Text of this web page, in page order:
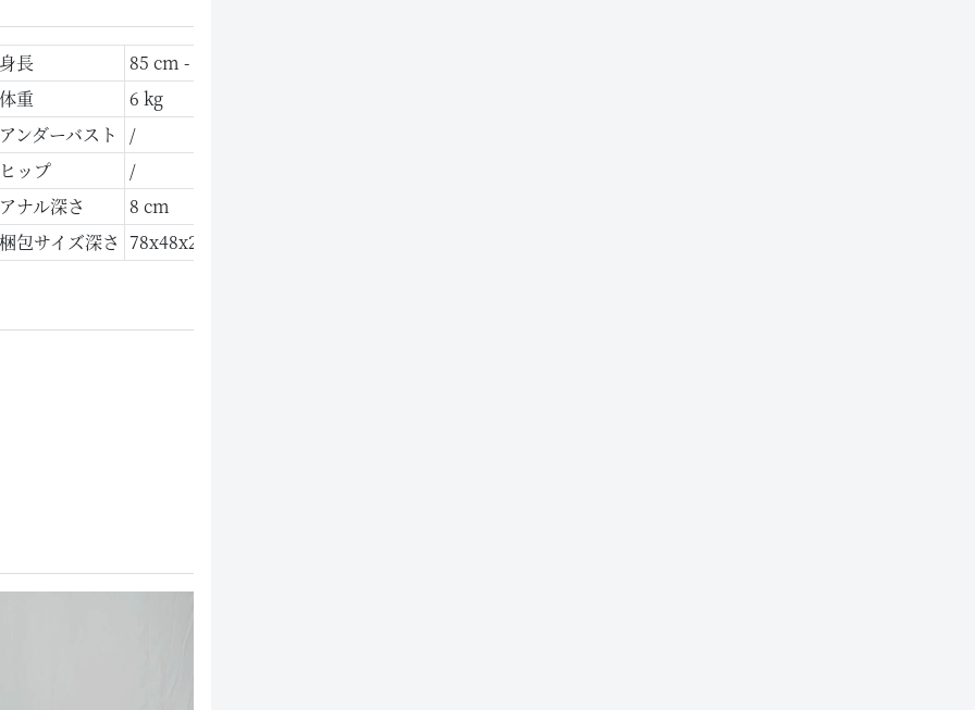
長
85 cm - Aカップ
重
6 kg
ンダーバスト
/
ップ
/
ナル深さ
8 cm
包サイズ深さ 78x48x21 cm